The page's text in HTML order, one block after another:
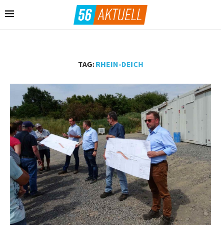
TAG: RHEIN-DEICH